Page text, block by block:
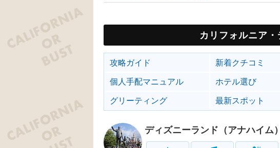
カリフォルニア
攻略ガイド 新着クチコミ
個人手配マニュアル
ホテル選び
グリーティング
最新スポット
ディズニーランド（アナハイム）